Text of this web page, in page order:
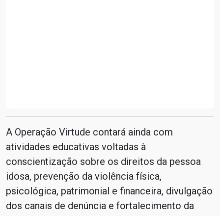
A Operação Virtude contará ainda com
atividades educativas voltadas à
conscientização sobre os direitos da pessoa
idosa, prevenção da violência física,
psicológica, patrimonial e financeira, divulgação
dos canais de denúncia e fortalecimento da